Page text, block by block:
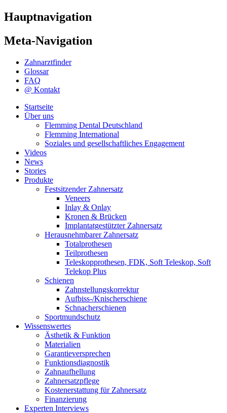
Hauptnavigation
Meta-Navigation
Zahnarztfinder
Glossar
FAQ
@ Kontakt
Startseite
Über uns
Flemming Dental Deutschland
Flemming International
Soziales und gesellschaftliches Engagement
Videos
News
Stories
Produkte
Festsitzender Zahnersatz
Veneers
Inlay & Onlay
Kronen & Brücken
Implantatgestützter Zahnersatz
Herausnehmbarer Zahnersatz
Totalprothesen
Teilprothesen
Teleskopprothesen, FDK, Soft Teleskop, Soft
Telekop Plus
Schienen
Zahnstellungskorrektur
Aufbiss-/Knischerschiene
Schnacherschienen
Sportmundschutz
Wissenswertes
Ästhetik & Funktion
Materialien
Garantieversprechen
Funktionsdiagnostik
Zahnaufhellung
Zahnersatzpflege
Kostenerstattung für Zahnersatz
Finanzierung
Experten Interviews